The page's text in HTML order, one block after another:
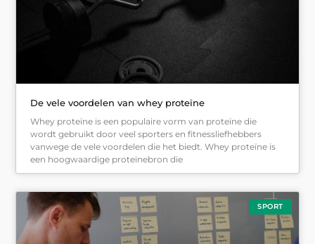
De vele voordelen van whey proteïne
Whey proteïne is een populaire vorm van proteïne die
wordt gebruikt door veel sporters en fitnessliefhebbers
vanwege de vele voordelen die het biedt. Whey proteïne is
een hoogwaardige proteïnebron die
SPORT